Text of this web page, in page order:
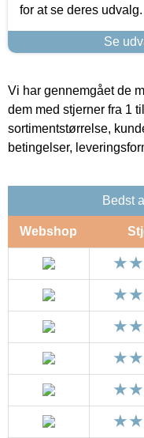
for at se deres udvalg.
Se
Vi har gennemgået de
dem med stjerner fra 1
sortimentstørrelse,
betingelser,
Bedst
Webshop